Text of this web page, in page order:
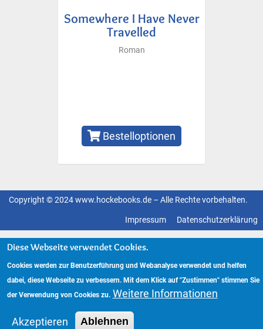
Somewhere I Have Never
Travelled
Roman
Bestelloptionen
Copyright © 2024 www.hockebooks.de – Alle Rechte vorbehalten.
Datenschutzerklärung
Impressum
Diese Webseite verwendet Cookies.
Cookies werden zur Benutzerführung und Webanalyse verwendet und helfen
dabei, diese Webseite zu verbessern. Mit dem Klick auf "Zustimmen" stimmen Sie
der Verwendung von Cookies zu. Weitere Informationen
Akzeptieren Ablehnen